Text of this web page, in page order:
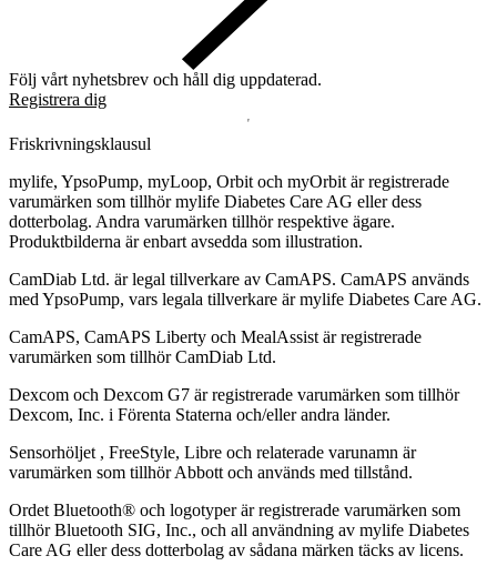
Följ vårt nyhetsbrev och håll dig uppdaterad.
Registrera dig
Friskrivningsklausul
mylife, YpsoPump, myLoop, Orbit och myOrbit är registrerade
varumärken som tillhör mylife Diabetes Care AG eller dess
dotterbolag. Andra varumärken tillhör respektive ägare.
Produktbilderna är enbart avsedda som illustration.
CamDiab Ltd. är legal tillverkare av CamAPS. CamAPS används
med YpsoPump, vars legala tillverkare är mylife Diabetes Care AG.
CamAPS, CamAPS Liberty och MealAssist är registrerade
varumärken som tillhör CamDiab Ltd.
Dexcom och Dexcom G7 är registrerade varumärken som tillhör
Dexcom, Inc. i Förenta Staterna och/eller andra länder.
Sensorhöljet , FreeStyle, Libre och relaterade varunamn är
varumärken som tillhör Abbott och används med tillstånd.
Ordet Bluetooth® och logotyper är registrerade varumärken som
tillhör Bluetooth SIG, Inc., och all användning av mylife Diabetes
Care AG eller dess dotterbolag av sådana märken täcks av licens.